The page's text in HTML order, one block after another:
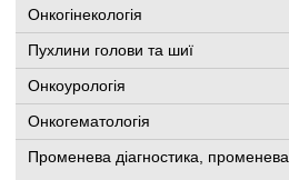
Онкогінекологія
Пухлини голови та шиї
Онкоурологія
Онкогематологія
Променева діагностика, променева